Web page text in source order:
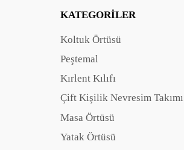
KATEGORILER
Koltuk Örtüsü
Peştemal
Kırlent Kılıfı
Çift Kişilik Nevresim Takımı
Masa Örtüsü
Yatak Örtüsü